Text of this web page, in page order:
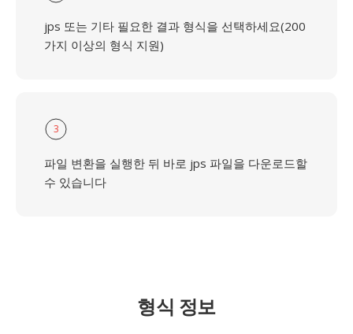
jps 또는 기타 필요한 결과 형식을 선택하세요(200
가지 이상의 형식 지원)
3
파일 변환을 실행한 뒤 바로 jps 파일을 다운로드할
수 있습니다
형식 정보